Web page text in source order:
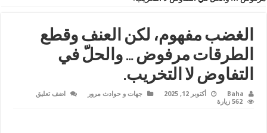
الغضب مفهوم، لكن العنف وقطع
الطرقات مرفوض … والحلّ في
التفاوض لا التخريب.
Baha أكتوبر 12, 2025 جهات و حوادث مرور
اضف تعليق
562 زيارة